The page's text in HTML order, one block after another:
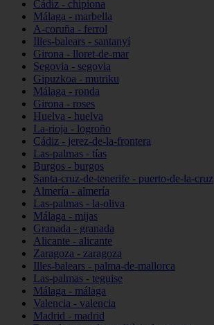
Cádiz - chipiona
Málaga - marbella
A-coruña - ferrol
Illes-balears - santanyí
Girona - lloret-de-mar
Segovia - segovia
Gipuzkoa - mutriku
Málaga - ronda
Girona - roses
Huelva - huelva
La-rioja - logroño
Cádiz - jerez-de-la-frontera
Las-palmas - tías
Burgos - burgos
Santa-cruz-de-tenerife - puerto-de-la-cruz
Almería - almería
Las-palmas - la-oliva
Málaga - mijas
Granada - granada
Alicante - alicante
Zaragoza - zaragoza
Illes-balears - palma-de-mallorca
Las-palmas - teguise
Málaga - málaga
Valencia - valencia
Madrid - madrid